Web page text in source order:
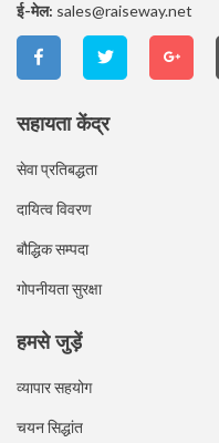
ई-मेल: sales@raiseway.net
सहायता केंद्र
सेवा प्रतिबद्धता
दायित्व विवरण
बौद्धिक सम्पदा
गोपनीयता सुरक्षा
हमसे जुड़ें
व्यापार सहयोग
चयन सिद्धांत